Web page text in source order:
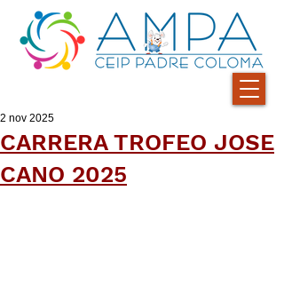
CARRERA TROFEO JOSE
CANO 2025
2 nov 2025